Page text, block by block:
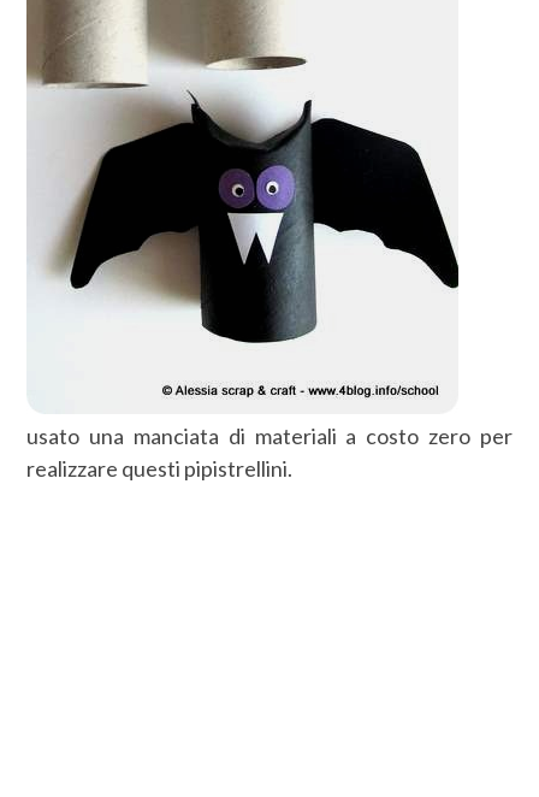
usato una manciata di materiali a costo zero per
realizzare questi pipistrellini.